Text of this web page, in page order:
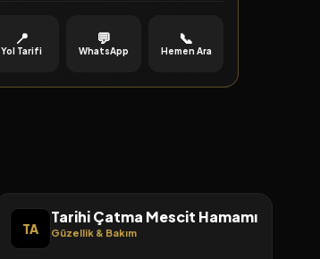
📍
Yol Tarifi
💬
WhatsApp
📞
Hemen Ara
TA
Tarihi Çatma Mescit Hamamı
Güzellik & Bakım